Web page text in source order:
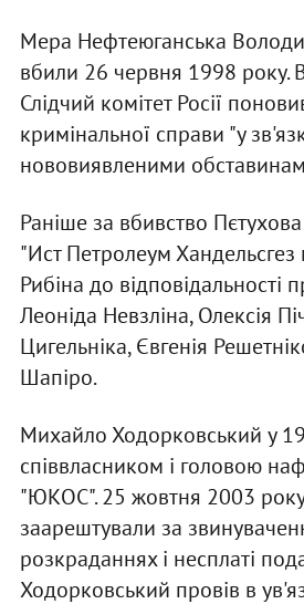
Мера Нефтеюганська
вбили 26 червня 1998 року.
Слідчий комітет Росії
кримінальної справи "у
нововиявленими
Раніше за вбивство Пєтухова
"Ист Петролеум Хандельсгез
Рибіна до відповідальності
Леоніда Невзліна, Олексія
Цигельніка, Євгенія
Шапіро.
Михайло Ходорковський у
співвласником і головою
"ЮКОС". 25 жовтня 2003
заарештували за
розкраданнях і несплаті
Ходорковський провів в